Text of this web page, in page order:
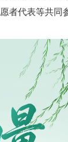
者代表等共同